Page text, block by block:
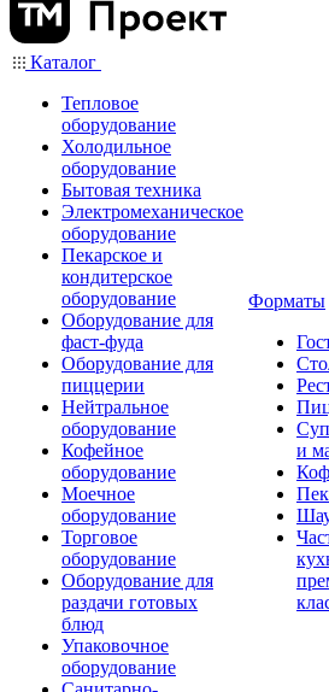
Каталог
Тепловое
оборудование
Холодильное
оборудование
Бытовая техника
Электромеханическое
оборудование
Пекарское и
кондитерское
оборудование
Оборудование для
фаст-фуда
Оборудование для
пиццерии
Нейтральное
оборудование
Кофейное
оборудование
Моечное
оборудование
Торговое
оборудование
Оборудование для
раздачи готовых
блюд
Упаковочное
оборудование
Форматы
и